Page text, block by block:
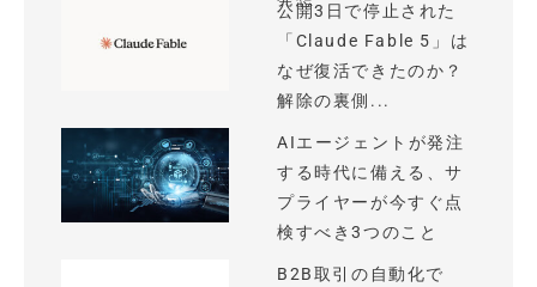
公開3日で停止された
「Claude Fable 5」は
なぜ復活できたのか？
解除の裏側...
AIエージェントが発注
する時代に備える、サ
プライヤーが今すぐ点
検すべき3つのこと
B2B取引の自動化で